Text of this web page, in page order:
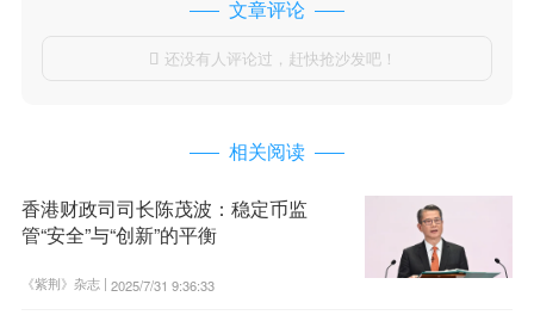
文章评论
 还没有人评论过，赶快抢沙发吧！
相关阅读
香港财政司司长陈茂波：稳定币监
管“安全”与“创新”的平衡
《紫荆》杂志 | 2025/7/31 9:36:33